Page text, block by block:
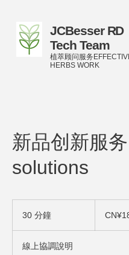
JCBesser RD
Tech Team
植萃顾问服务
HERBS WORK
新品创新服
solutions
30 分鐘
鐘
線上協調說明